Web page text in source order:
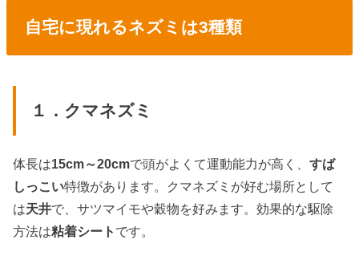
自宅に現れるネズミは3種類
１．クマネズミ
体長は15cm～20cmで頭がよくて運動能力が高く、すば
しっこい特徴があります。クマネズミが好む場所として
は天井で、サツマイモや穀物を好みます。効果的な駆除
方法は粘着シート です。